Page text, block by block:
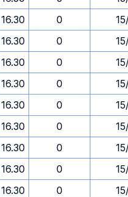
16.30 0
16.30 0
16.30 0
16.30 0
16.30 0
16.30 0
16.30 0
16.30 0
16.30 0